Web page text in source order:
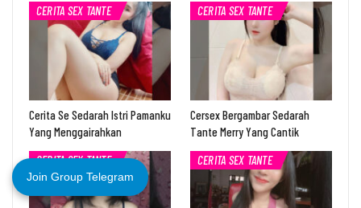
CERITA SEX TANTE
Cerita Se Sedarah Istri Pamanku
Yang Menggairahkan
CERITA SEX TANTE
Cersex Bergambar Sedarah
Tante Merry Yang Cantik
CERITA SEX TANTE
CERITA SEX TANTE
Join Group Telegram